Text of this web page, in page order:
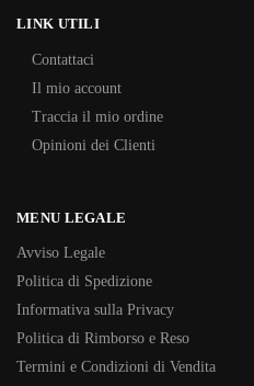
LINK UTILI
Contattaci
Il mio account
Traccia il mio ordine
Opinioni dei Clienti
MENU LEGALE
Avviso Legale
Politica di Spedizione
Informativa sulla Privacy
Politica di Rimborso e Reso
Termini e Condizioni di Vendita